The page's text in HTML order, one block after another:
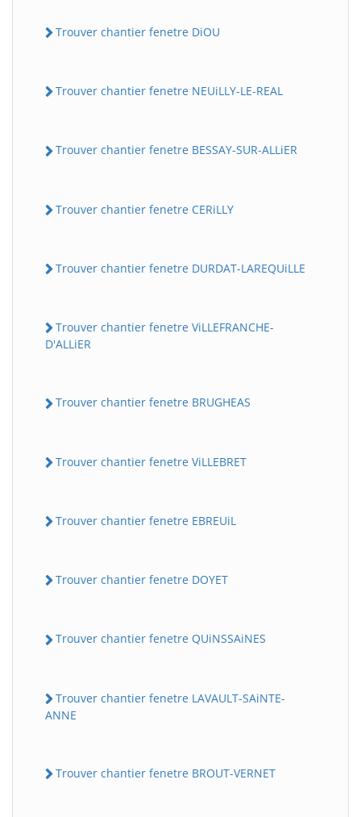
Trouver chantier fenetre DiOU
Trouver chantier fenetre NEUiLLY-LE-REAL
Trouver chantier fenetre BESSAY-SUR-ALLiER
Trouver chantier fenetre CERiLLY
Trouver chantier fenetre DURDAT-LAREQUiLLE
Trouver chantier fenetre ViLLEFRANCHE-
D'ALLiER
Trouver chantier fenetre BRUGHEAS
Trouver chantier fenetre ViLLEBRET
Trouver chantier fenetre EBREUiL
Trouver chantier fenetre DOYET
Trouver chantier fenetre QUiNSSAiNES
Trouver chantier fenetre LAVAULT-SAiNTE-
ANNE
Trouver chantier fenetre BROUT-VERNET